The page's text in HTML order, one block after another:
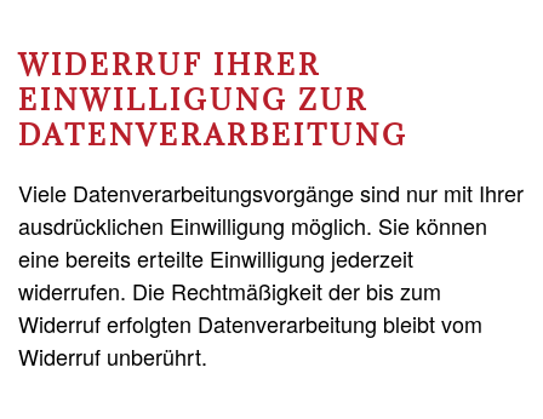
WIDERRUF IHRER
EINWILLIGUNG ZUR
DATENVERARBEITUNG
Viele Datenverarbeitungsvorgänge sind nur mit Ihrer
ausdrücklichen Einwilligung möglich. Sie können
eine bereits erteilte Einwilligung jederzeit
widerrufen. Die Rechtmäßigkeit der bis zum
Widerruf erfolgten Datenverarbeitung bleibt vom
Widerruf unberührt.